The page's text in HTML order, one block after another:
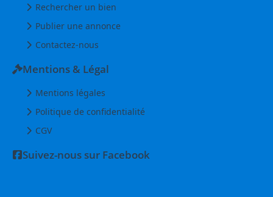
Rechercher un bien
Publier une annonce
Contactez-nous
Mentions & Légal
Mentions légales
Politique de confidentialité
CGV
Suivez-nous sur Facebook